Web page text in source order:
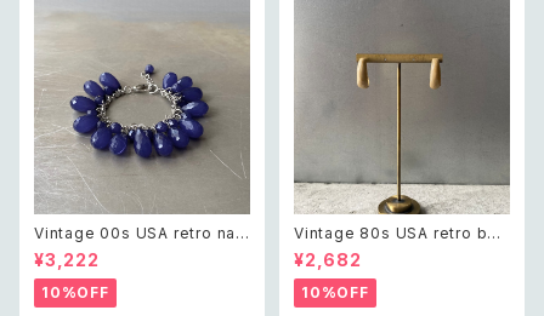
Vintage 00s USA retro nav
y blue drop beads bracele
t レトロ アメリカ ヴィンテージ
アクセサリー ネイビーブルー ド
ロップ ビーズ ブレスレット
¥3,222
10%OFF
Vintage 80s USA retro bei
ge enamel hoop pierce レ
トロ アメリカ ヴィンテージ アク
セサリー ベージュ エナメル フ
ープ ピアス
¥2,682
10%OFF